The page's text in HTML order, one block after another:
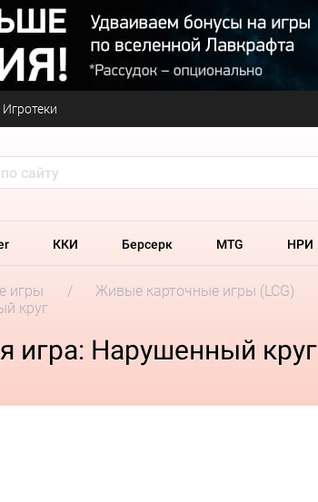
Игротеки
ККИ Берсерк MTG НРИ
игры Живые карточные игры (LCG)
круг
игра: Нарушенный круг